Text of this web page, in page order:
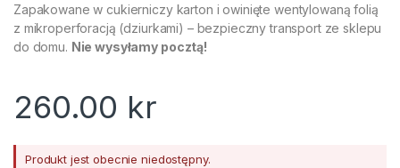
Zapakowane w cukierniczy karton i owinięte wentylowaną folią
z mikroperforacją (dziurkami) – bezpieczny transport ze sklepu
do domu. Nie wysyłamy pocztą!
260.00 kr
Produkt jest obecnie niedostępny.